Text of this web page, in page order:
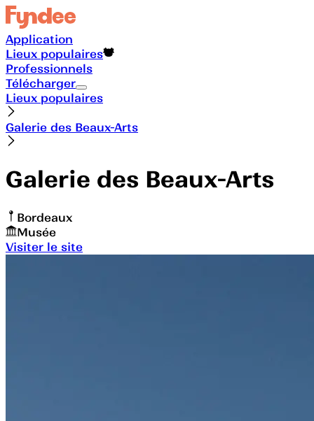
Application
Lieux populaires
Professionnels
Télécharger
Lieux populaires
Galerie des Beaux-Arts
Galerie des Beaux-Arts
Bordeaux
Musée
Visiter le site